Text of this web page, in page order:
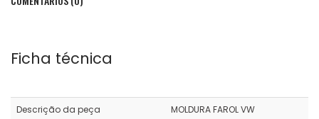
Ficha técnica
Descrição da peça
MOLDURA FAROL VW